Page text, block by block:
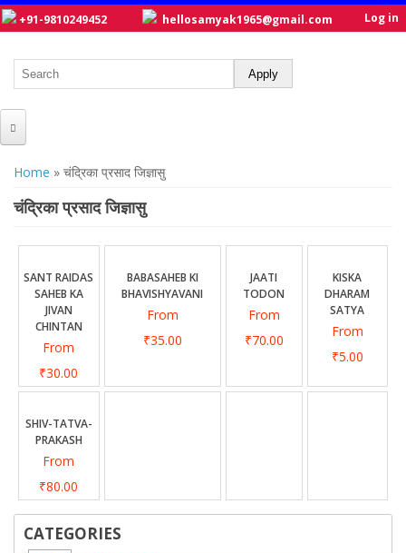
+91-9810249452 hellosamyak1965@gmail.com Log in
ABOUT US
POSTERS
GALLERY
You are here
Home » चंद्रिका प्रसाद जिज्ञासु
चंद्रिका प्रसाद जिज्ञासु
SANT RAIDAS
SAHEB KA
JIVAN
CHINTAN
From
₹30.00
BABASAHEB KI
BHAVISHYAVANI
From
₹35.00
JAATI
TODON
From
₹70.00
KISKA
DHARAM
SATYA
From
₹5.00
SHIV-TATVA-
PRAKASH
From
₹80.00
CATEGORIES